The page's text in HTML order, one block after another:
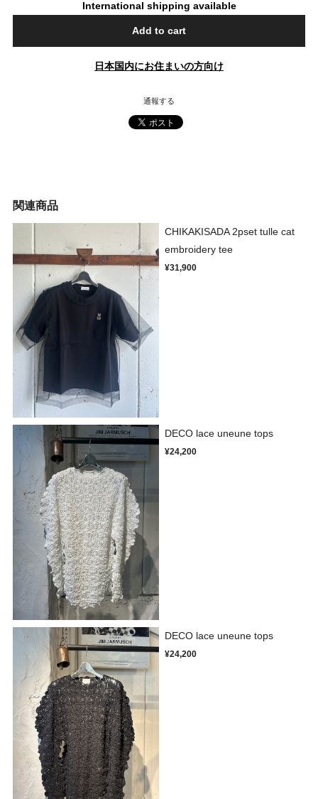
International shipping available
Add to cart
日本国内にお住まいの方向け
通報する
関連商品
CHIKAKISADA 2pset tulle cat
embroidery tee
¥31,900
DECO lace uneune tops
¥24,200
DECO lace uneune tops
¥24,200